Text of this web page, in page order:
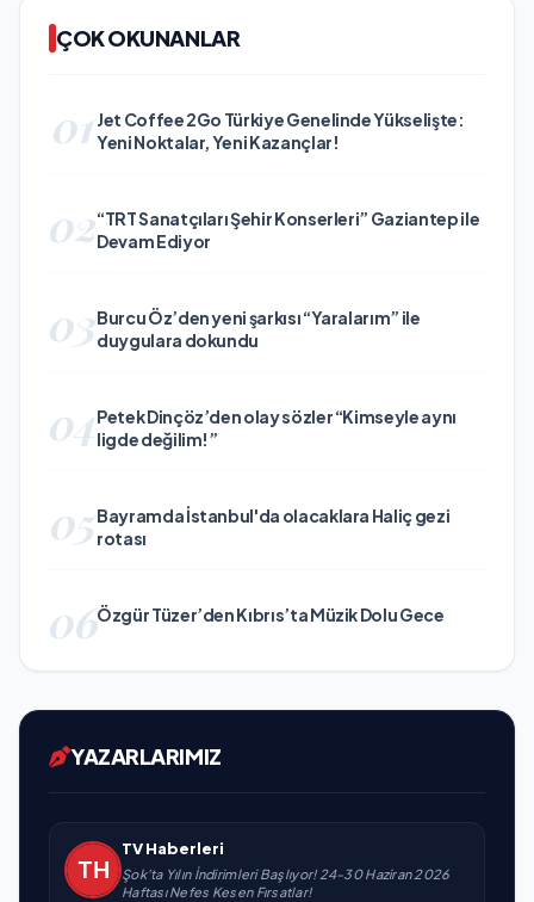
ÇOK OKUNANLAR
01 Jet Coffee 2Go Türkiye Genelinde Yükselişte:
Yeni Noktalar, Yeni Kazançlar!
02“TRT Sanatçıları Şehir Konserleri” Gaziantep ile
Devam Ediyor
03Burcu Öz’den yeni şarkısı “Yaralarım” ile
duygulara dokundu
04Petek Dinçöz’den olay sözler “Kimseyle aynı
ligde değilim!”
05Bayramda İstanbul'da olacaklara Haliç gezi
rotası
06Özgür Tüzer’den Kıbrıs’ta Müzik Dolu Gece
YAZARLARIMIZ
TV Haberleri
Şok'ta Yılın İndirimleri Başlıyor! 24-30 Haziran 2026
Haftası Nefes Kesen Fırsatlar!